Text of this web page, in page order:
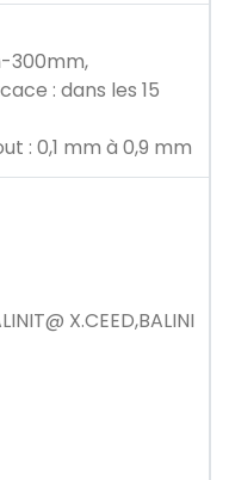
300mm,
: dans les 15
: 0,1 mm à 0,9 mm
X.CEED,BALINI